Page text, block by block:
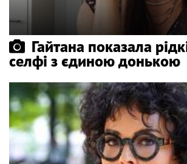
Гайтана показала
селфі з єдиною донькою